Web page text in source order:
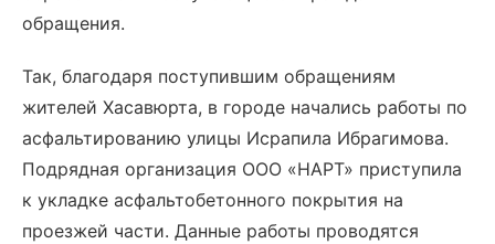
обращения.
Так, благодаря поступившим обращениям
жителей Хасавюрта, в городе начались работы по
асфальтированию улицы Исрапила Ибрагимова.
Подрядная организация ООО «НАРТ» приступила
к укладке асфальтобетонного покрытия на
проезжей части. Данные работы проводятся